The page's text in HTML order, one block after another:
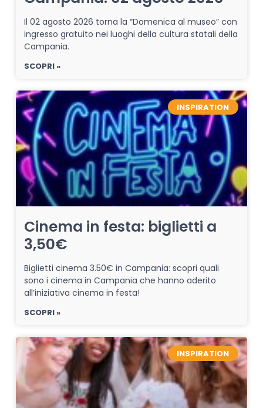
Il 02 agosto 2026 torna la “Domenica al museo” con
ingresso gratuito nei luoghi della cultura statali della
Campania.
SCOPRI »
INSPIRATION
Cinema in festa: biglietti a
3,50€
Biglietti cinema 3.50€ in Campania: scopri quali
sono i cinema in Campania che hanno aderito
all’iniziativa cinema in festa!
SCOPRI »
INSPIRATION